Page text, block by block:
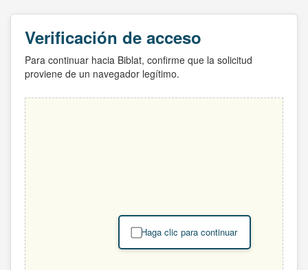
Verificación de acceso
Para continuar hacia Biblat, confirme que la solicitud
proviene de un navegador legítimo.
Haga clic para continuar